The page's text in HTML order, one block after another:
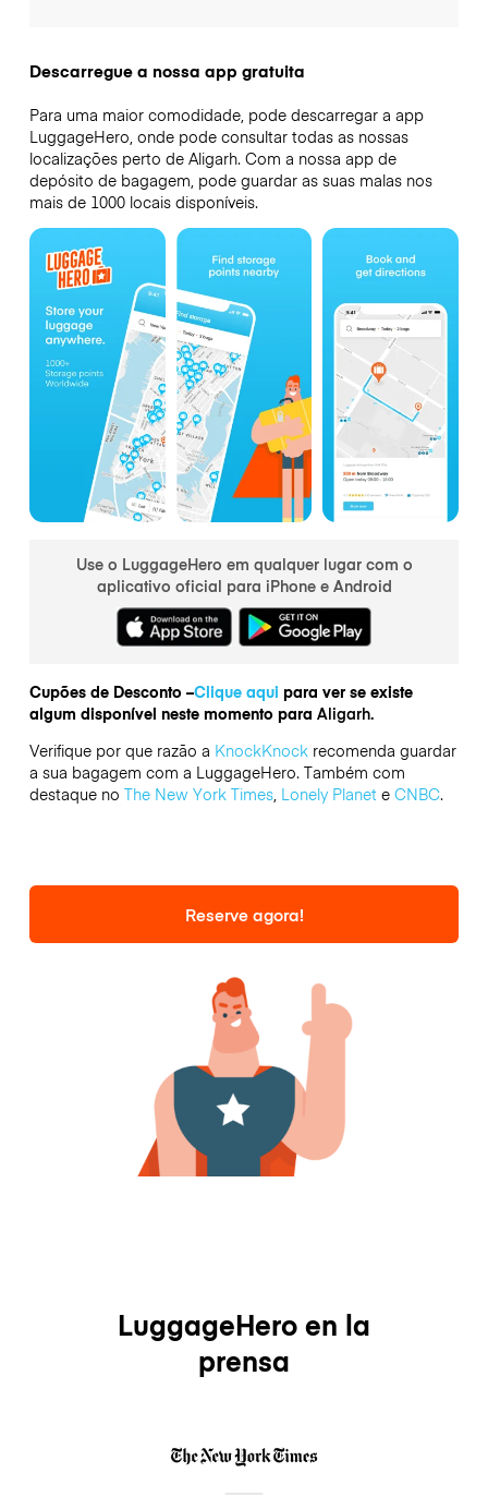
Descarregue a nossa app gratuita
Para uma maior comodidade, pode descarregar a app
LuggageHero, onde pode consultar todas as nossas
localizações perto de Aligarh. Com a nossa app de
depósito de bagagem, pode guardar as suas malas nos
mais de 1000 locais disponíveis.
Use o LuggageHero em qualquer lugar com o
aplicativo oficial para iPhone e Android
Cupões de Desconto –Clique aqui para ver se existe
algum disponível neste momento para Aligarh.
Verifique por que razão a KnockKnockrecomenda guardar
a sua bagagem com a LuggageHero. Também com
destaque no The New York Times, Lonely Planete CNBC.
Reserve agora!
LuggageHero en la
prensa